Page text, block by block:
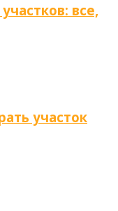
все,
участок